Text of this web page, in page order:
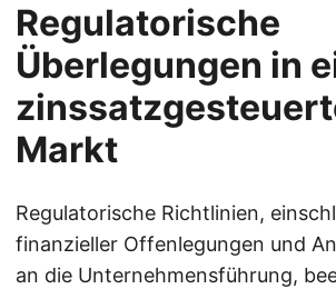
Regulatorische
Überlegungen in
Markt
Regulatorische Richtlinien,
finanzieller Offenlegungen und
an die Unternehmensführung,